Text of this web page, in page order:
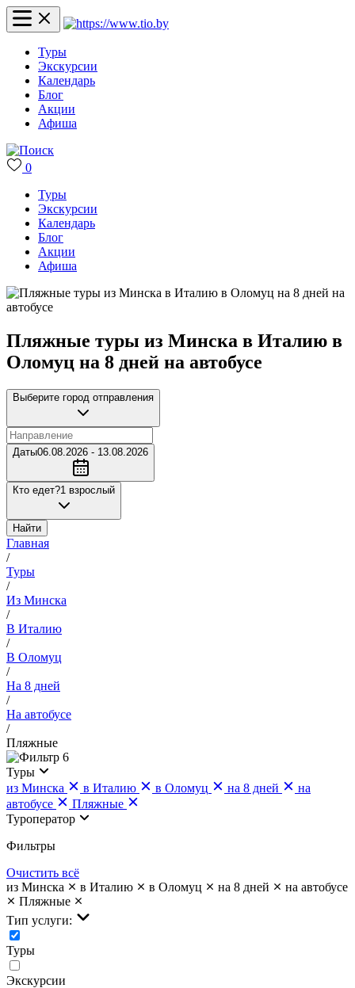
Туры
Экскурсии
Календарь
Блог
Акции
Афиша
0
Туры
Экскурсии
Календарь
Блог
Акции
Афиша
Пляжные туры из Минска в Италию в
Оломуц на 8 дней на автобусе
Выберите город отправления
Даты06.08.2026 - 13.08.2026
Кто едет?1 взрослый
Найти
Главная
/
Туры
/
Из Минска
/
В Италию
/
В Оломуц
/
На 8 дней
/
На автобусе
/
Пляжные
6
Туры
из Минска
в Италию в Оломуц на 8 дней
на
автобусе
Пляжные
Туроператор
Фильтры
Очистить всё
из Минска
в Италию в Оломуц на 8 дней
на автобусе
Пляжные
Тип услуги:
Туры
Экскурсии